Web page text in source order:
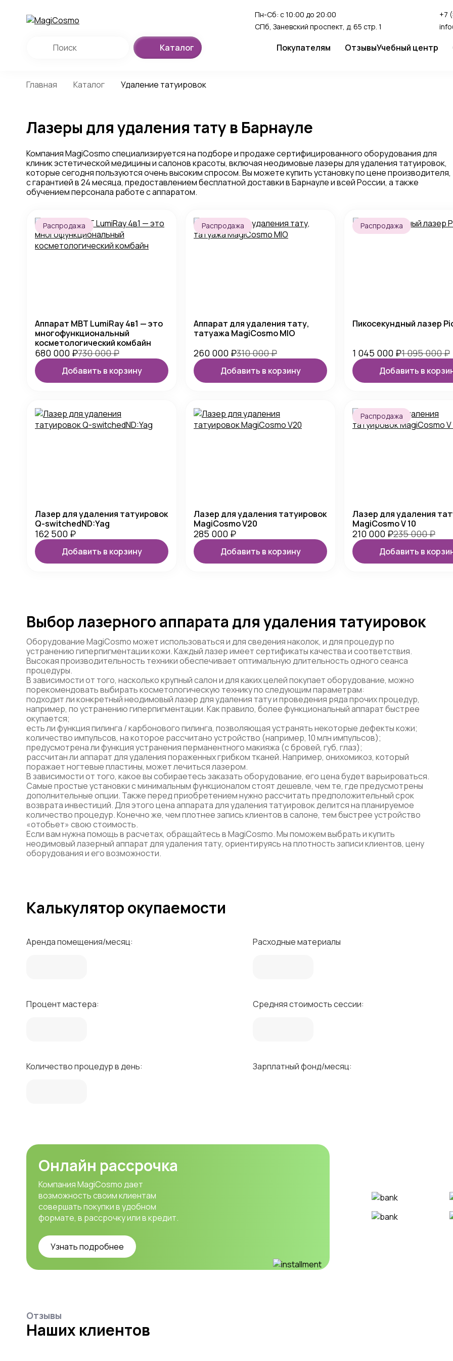
Пн-Сб: с 10:00 до 20:00
СПб, Заневский проспект, д. 65 стр. 1
+7
Каталог Покупателям
FAQ
ОтзывыУчебный центр
Главная Каталог Удаление татуировок
Лазеры для удаления тату в Барнауле
Компания MagiCosmo специализируется на подборе и продаже сертифицированного оборудования для
клиник эстетической медицины и салонов красоты, включая неодимовые лазеры для удаления татуировок,
которые сегодня пользуются очень высоким спросом. Вы можете купить установку по цене производителя,
с гарантией в 24 месяца, предоставлением бесплатной доставки в Барнауле и всей России, а также
обучением персонала работе с аппаратом.
Распродажа
Аппарат MBT LumiRay 4в1 — это
многофункциональный
косметологический комбайн
680 000 ₽730 000₽
Добавить в корзину
Распродажа
Аппарат для удаления тату,
татуажа MagiCosmo MIO
260 000 ₽310 000₽
Добавить в корзину
Распродажа
Пикосекундный лазер
1 045 000 ₽1 095 000₽
Добавить в
Лазер для удаления татуировок
Q-switchedND:Yag
162 500 ₽
Добавить в корзину
Лазер для удаления татуировок
MagiCosmo V20
285 000 ₽
Добавить в корзину
Распродажа
Лазер для удаления
MagiCosmo V 10
210 000 ₽235 000₽
Добавить в
Выбор лазерного аппарата для удаления татуировок
Оборудование MagiCosmo может использоваться и для сведения наколок, и для процедур по
устранению гиперпигментации кожи. Каждый лазер имеет сертификаты качества и соответствия.
Высокая производительность техники обеспечивает оптимальную длительность одного сеанса
процедуры.
В зависимости от того, насколько крупный салон и для каких целей покупает оборудование, можно
порекомендовать выбирать косметологическую технику по следующим параметрам:
подходит ли конкретный неодимовый лазер для удаления тату и проведения ряда прочих процедур,
например, по устранению гиперпигментации. Как правило, более функциональный аппарат быстрее
окупается;
есть ли функция пилинга / карбонового пилинга, позволяющая устранять некоторые дефекты кожи;
количество импульсов, на которое рассчитано устройство (например, 10 млн импульсов);
предусмотрена ли функция устранения перманентного макияжа (с бровей, губ, глаз);
рассчитан ли аппарат для удаления пораженных грибком тканей. Например, онихомикоз, который
поражает ногтевые пластины, может лечиться лазером.
В зависимости от того, какое вы собираетесь заказать оборудование, его цена будет варьироваться.
Самые простые установки с минимальным функционалом стоят дешевле, чем те, где предусмотрены
дополнительные опции. Также перед приобретением нужно рассчитать предположительный срок
возврата инвестиций. Для этого цена аппарата для удаления татуировок делится на планируемое
количество процедур. Конечно же, чем плотнее запись клиентов в салоне, тем быстрее устройство
«отобьет» свою стоимость.
Если вам нужна помощь в расчетах, обращайтесь в MagiCosmo. Мы поможем выбрать и купить
неодимовый лазерный аппарат для удаления тату, ориентируясь на плотность записи клиентов, цену
оборудования и его возможности.
Калькулятор окупаемости
Аренда помещения/месяц: Расходные материалы
Процент мастера: Средняя стоимость сессии:
Количество процедур в день: Зарплатный фонд/месяц:
Онлайн рассрочка
Компания MagiCosmo дает
возможность своим клиентам
совершать покупки в удобном
формате, в рассрочку или в кредит.
Узнать подробнее
Отзывы
Наших клиентов